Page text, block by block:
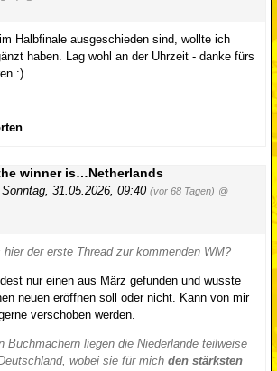
Halbfinale ausgeschieden sind, wollte ich
haben. Lag wohl an der Uhrzeit - danke fürs
:)
winner is…Netherlands
Sonntag, 31.05.2026, 09:40 (vor 68 Tagen) @
der erste Thread zur kommenden WM?
nur einen aus März gefunden und wusste
neuen eröffnen soll oder nicht. Kann von mir
verschoben werden.
Buchmachern liegen die Niederlande teilweise
wobei sie für mich den stärksten